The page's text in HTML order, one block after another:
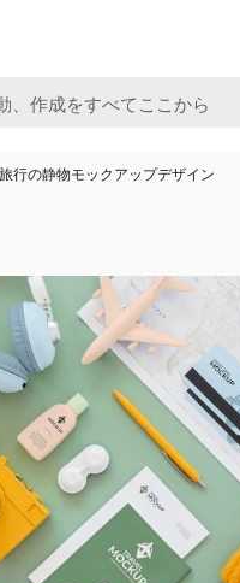
旅行の静物モックアップデザイン